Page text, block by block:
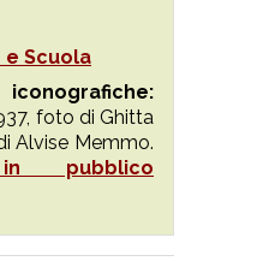
e Scuola
foto di Ghitta
Alvise Memmo.
pubblico